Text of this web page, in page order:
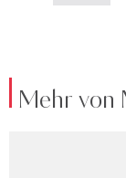
Mehr von